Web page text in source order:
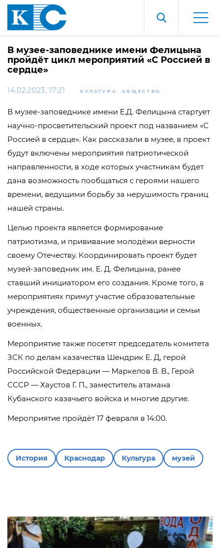
В музее-заповеднике имени Фелицына
пройдёт цикл мероприятий «С Россией в
сердце»
14.02.2023, 17:21 КУЛЬТУРА ОБЩЕСТВО
В музее-заповеднике имени Е.Д. Фелицына стартует
научно-просветительский проект под названием «С
Россией в сердце». Как рассказали в музее, в проект
будут включены мероприятия патриотической
направленности, в ходе которых участникам будет
дана возможность пообщаться с героями нашего
времени, ведущими борьбу за нерушимость границ
нашей страны.
Целью проекта является формирование
патриотизма, и прививание молодёжи верности
своему Отечеству. Координировать проект будет
музей-заповедник им. Е. Д. Фелицына, ранее
ставший инициатором его создания. Кроме того, в
мероприятиях примут участие образовательные
учреждения, общественные организации и семьи
военных.
Мероприятие также посетят председатель комитета
ЗСК по делам казачества Шендрик Е. Д, герой
Российской Федерации — Маркелов В. В., Герой
СССР — Хаустов Г. П., заместитель атамана
Кубанского казачьего войска и многие другие.
Мероприятие пройдёт 17 февраля в 14:00.
История Краснодар Культура музей